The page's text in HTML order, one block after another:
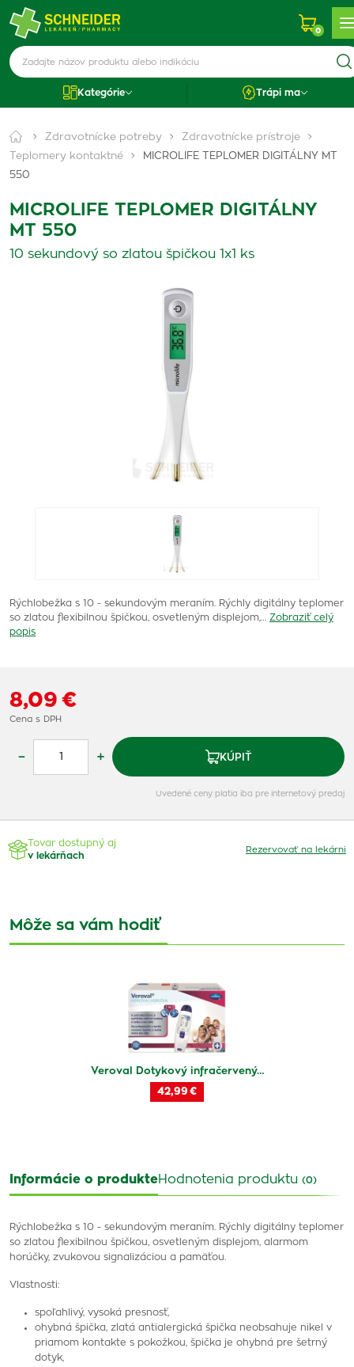
0
Kategórie Trápi ma
Zdravotnícke potreby
Zdravotnícke prístroje
Teplomery kontaktné
MICROLIFE TEPLOMER DIGITÁLNY MT
550
MICROLIFE TEPLOMER DIGITÁLNY
MT 550
10 sekundový so zlatou špičkou 1x1 ks
Rýchlobežka s 10 - sekundovým meraním. Rýchly digitálny teplomer
so zlatou flexibilnou špičkou, osvetleným displejom,…
Zobraziť celý
popis
8,09 €
Cena s DPH
– + KÚPIŤ
Uvedené ceny platia iba pre internetový predaj
Tovar dostupný aj
v lekárňach
Rezervovať na lekárni
Môže sa vám hodiť
Veroval Dotykový infračervený…
42,99 €
Informácie o produkteHodnotenia produktu (0)
Rýchlobežka s 10 - sekundovým meraním. Rýchly digitálny teplomer
so zlatou flexibilnou špičkou, osvetleným displejom, alarmom
horúčky, zvukovou signalizáciou a pamäťou.
Vlastnosti:
spoľahlivý, vysoká presnosť,
ohybná špička, zlatá antialergická špička neobsahuje nikel v
priamom kontakte s pokožkou, špička je ohybná pre šetrný
dotyk,